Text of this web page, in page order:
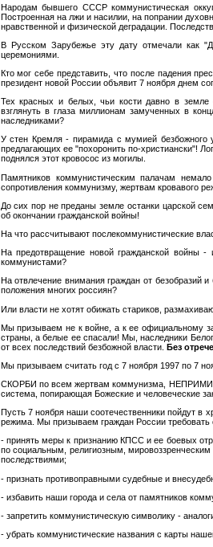
Народам бывшего СССР коммунистическая
Построенная на лжи и насилии, на попрании
нравственной и физической деградации.
В Русском Зарубежье эту дату отмечали как
церемониями.
Кто мог себе представить, что после падения
президент новой России объявит 7 ноября днем
Тех красных и белых, чьи кости давно в
взглянуть в глаза миллионам замученных в
наследниками?
У стен Кремля - пирамида с мумией безбожного
предлагающих ее "похоронить по-христиански"!
поднялся этот кровосос из могилы.
Памятников коммунистическим палачам
сопротивления коммунизму, жертвам кровавого
До сих пор не преданы земле останки царской
об окончании гражданской войны!
На что рассчитывают послекоммунистические
На предотвращение новой гражданской войны -
коммунистами?
На отвлечение внимания граждан от
положения многих россиян?
Или власти не хотят обижать стариков,
Мы призываем не к войне, а к ее официальному
страны, а белые ее спасали! Мы, наследники
от всех последствий безбожной власти. Без
Мы призываем считать год с 7 ноября 1997 по
СКОРБИ по всем жертвам коммунизма,
система, попирающая Божеские и человеческие
Пусть 7 ноября наши соотечественники пойдут
режима. Мы призываем граждан России требовать
- принять меры к признанию КПСС и ее боевых
по социальным, религиозным,
последствиями;
- признать противоправными судебные и
- избавить наши города и села от памятников
- запретить коммунистическую символику -
- убрать коммунистические названия с карты